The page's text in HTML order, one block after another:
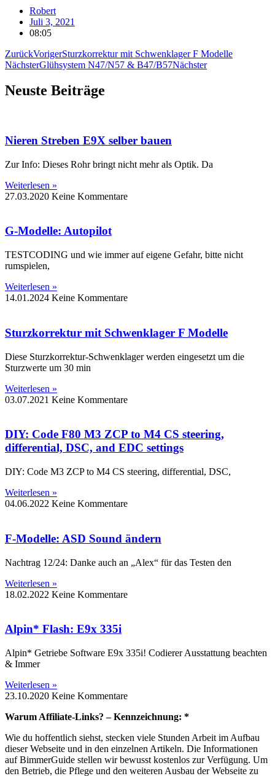
Robert
Juli 3, 2021
08:05
ZurückVorigerSturzkorrektur mit Schwenklager F Modelle
NächsterGlühsystem N47/N57 & B47/B57Nächster
Neuste Beiträge
Nieren Streben E9X selber bauen
Zur Info: Dieses Rohr bringt nicht mehr als Optik. Da
Weiterlesen »
27.03.2020 Keine Kommentare
G-Modelle: Autopilot
TESTCODING und wie immer auf eigene Gefahr, bitte nicht
rumspielen,
Weiterlesen »
14.01.2024 Keine Kommentare
Sturzkorrektur mit Schwenklager F Modelle
Diese Sturzkorrektur-Schwenklager werden eingesetzt um die
Sturzwerte um 30 min
Weiterlesen »
03.07.2021 Keine Kommentare
DIY: Code F80 M3 ZCP to M4 CS steering,
differential, DSC, and EDC settings
DIY: Code M3 ZCP to M4 CS steering, differential, DSC,
Weiterlesen »
04.06.2022 Keine Kommentare
F-Modelle: ASD Sound ändern
Nachtrag 12/24: Danke auch an „Alex“ für das Testen den
Weiterlesen »
18.02.2022 Keine Kommentare
Alpin* Flash: E9x 335i
Alpin* Getriebe Software E9x 335i! Codierer Ausstattung beachten
& Immer
Weiterlesen »
23.10.2020 Keine Kommentare
Warum Affiliate-Links? – Kennzeichnung: *
Wie du hoffentlich siehst, stecken viele Stunden Arbeit im Aufbau
dieser Webseite und in den einzelnen Artikeln. Die Informationen
auf BimmerGuide stellen wir bewusst kostenlos zur Verfügung. Um
den Betrieb, die Pflege und den weiteren Ausbau der Webseite zu